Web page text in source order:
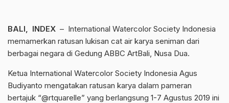
BALI, INDEX – International Watercolor Society Indonesia
memamerkan ratusan lukisan cat air karya seniman dari
berbagai negara di Gedung ABBC ArtBali, Nusa Dua.
Ketua International Watercolor Society Indonesia Agus
Budiyanto mengatakan ratusan karya dalam pameran
bertajuk “@rtquarelle” yang berlangsung 1-7 Agustus 2019 ini